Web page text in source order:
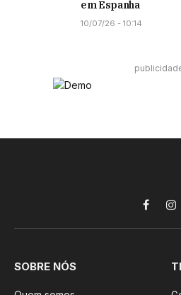
em Espanha
10/07/26 - 10:14
SOBRE NÓS